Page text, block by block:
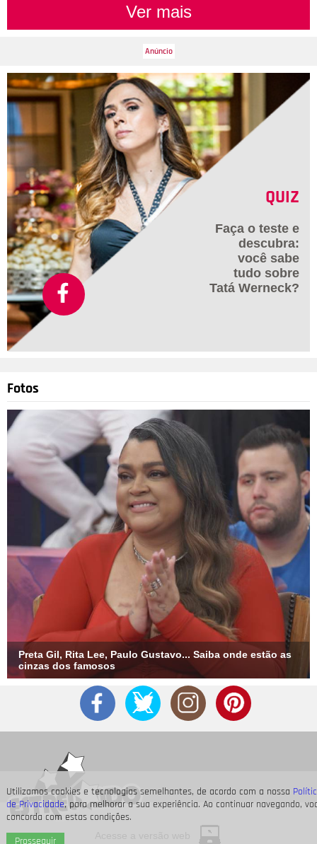
Utilizamos cookies e tecnologias semelhantes, de acordo com a nossa
de Privacidade, para melhorar a sua experiência. Ao continuar navegando,
concorda com estas condições.
Prosseguir
Ver mais
QUIZ
Faça o teste e
descubra:
você sabe
tudo sobre
Tatá Werneck?
Fotos
Preta Gil, Rita Lee, Paulo Gustavo... Saiba onde estão as
cinzas dos famosos